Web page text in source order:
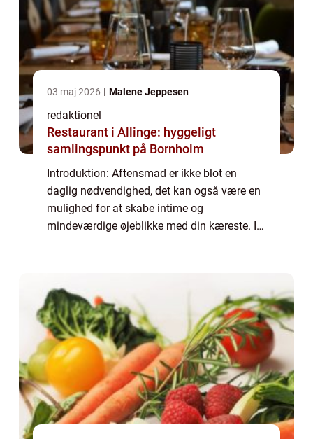
03 maj 2026 Malene Jeppesen
redaktionel
Restaurant i Allinge: hyggeligt
samlingspunkt på Bornholm
Introduktion: Aftensmad er ikke blot en
daglig nødvendighed, det kan også være en
mulighed for at skabe intime og
mindeværdige øjeblikke med din kæreste. I